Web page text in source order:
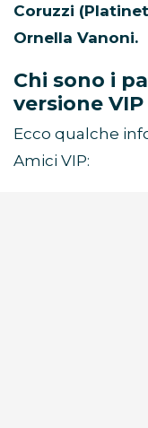
Coruzzi
Ornella Vanoni.
Chi sono i
versione
Ecco qualche
Amici VIP: